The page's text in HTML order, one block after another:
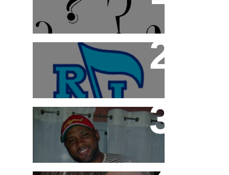
Radio Imprensa: "A casa
do Funk"
Márcio G